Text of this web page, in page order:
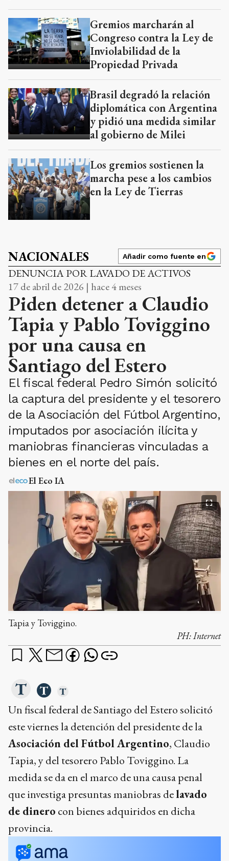
Gremios marcharán al
Congreso contra la Ley de
Inviolabilidad de la
Propiedad Privada
Brasil degradó la relación
diplomática con Argentina
y pidió una medida similar
al gobierno de Milei
Los gremios sostienen la
marcha pese a los cambios
en la Ley de Tierras
NACIONALES Añadir como fuente en
DENUNCIA POR LAVADO DE ACTIVOS
17 de abril de 2026 | hace 4 meses
Piden detener a Claudio
Tapia y Pablo Toviggino
por una causa en
Santiago del Estero
El fiscal federal Pedro Simón solicitó
la captura del presidente y el tesorero
de la Asociación del Fútbol Argentino,
imputados por asociación ilícita y
maniobras financieras vinculadas a
bienes en el norte del país.
El Eco IA
Tapia y Toviggino.
PH:Internet
Un fiscal federal de Santiago del Estero solicitó
este viernes la detención del presidente de la
Asociación del Fútbol Argentino, Claudio
Tapia, y del tesorero Pablo Toviggino. La
medida se da en el marco de una causa penal
que investiga presuntas maniobras delavado
de dinero con bienes adquiridos en dicha
provincia.